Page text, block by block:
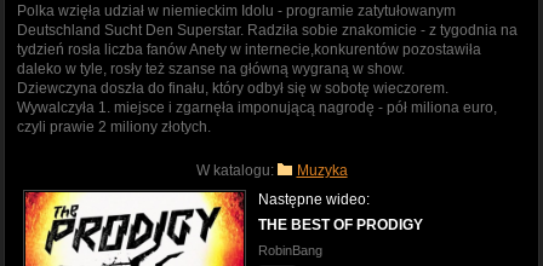
Polka wzięła udział w niemieckim Idolu - programie zatytułowanym
Deutschland Sucht Den Superstar. Radziła sobie znakomicie - z tygodnia na
tydzień rosła liczba fanów Anety w internecie,konkurentów pozostawiła
daleko w tyle, rosły też szanse na główną wygraną w show.
Dziewczyna doszła do finału, który odbył się w sobotę wieczorem.
Wywalczyła 1. miejsce i zgarnęła imponującą nagrodę - pół miliona euro,
czyli prawie 2 miliony złotych.
W katalogu: Muzyka
Następne wideo:
THE BEST OF PRODIGY
RobinBang